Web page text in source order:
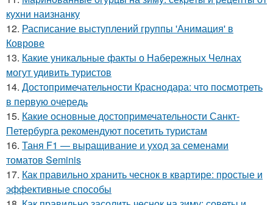
кухни наизнанку
12. Расписание выступлений группы 'Анимация' в
Коврове
13. Какие уникальные факты о Набережных Челнах
могут удивить туристов
14. Достопримечательности Краснодара: что посмотреть
в первую очередь
15. Какие основные достопримечательности Санкт-
Петербурга рекомендуют посетить туристам
16. Таня F1 — выращивание и уход за семенами
томатов Seminis
17. Как правильно хранить чеснок в квартире: простые и
эффективные способы